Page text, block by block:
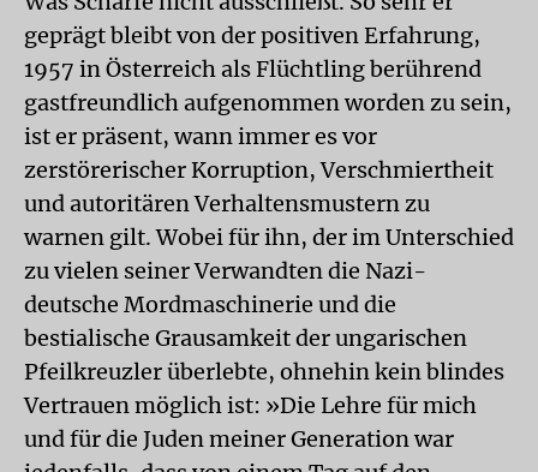
geprägt bleibt von der positiven Erfahrung,
1957 in Österreich als Flüchtling berührend
gastfreundlich aufgenommen worden zu sein,
ist er präsent, wann immer es vor
zerstörerischer Korruption, Verschmiertheit
und autoritären Verhaltensmustern zu
warnen gilt. Wobei für ihn, der im Unterschied
zu vielen seiner Verwandten die Nazi-
deutsche Mordmaschinerie und die
bestialische Grausamkeit der ungarischen
Pfeilkreuzler überlebte, ohnehin kein blindes
Vertrauen möglich ist: »Die Lehre für mich
und für die Juden meiner Generation war